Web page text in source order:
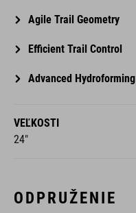
Agile Trail Geometry
Efficient Trail Control
Advanced Hydroforming
VEĽKOSTI
24"
ODPRUŽENIE